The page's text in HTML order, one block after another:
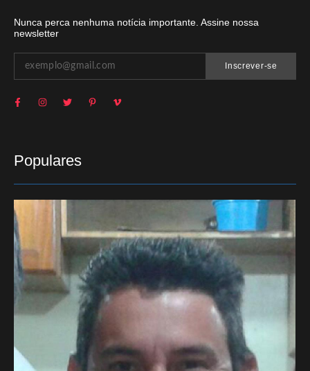
Nunca perca nenhuma notícia importante. Assine nossa
newsletter
Inscrever-se
Populares